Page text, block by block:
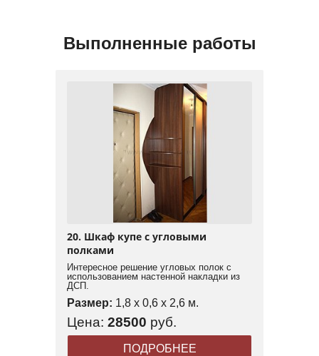
Выполненные работы
20. Шкаф купе с угловыми
полками
Интересное решение угловых полок с
использованием настенной накладки из
ДСП.
Размер: 1,8 x 0,6 x 2,6 м.
Цена: 28500 руб.
ПОДРОБНЕЕ